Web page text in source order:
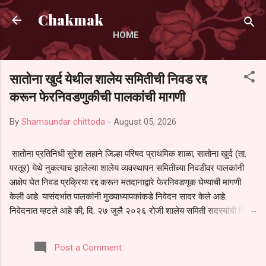
Skip to main content
Chakmak
HOME
सातोना खुर्द येथील शालेय समितीची निवड रद्द
करून फेरनिवडणुकीची पालकांची मागणी
By Shamsundar chittoda - August 05, 2026
सातोना प्रतिनिधी सुरेश लहाने जिल्हा परिषद प्राथमिक शाळा, सातोना खुर्द (ता.
परतूर) येथे नुकत्याच झालेल्या शालेय व्यवस्थापन समितीच्या निवडीवर पालकांनी
आक्षेप घेत निवड प्रक्रिया रद्द करून मतदानाद्वारे फेरनिवडणूक घेण्याची मागणी
केली आहे. यासंदर्भात पालकांनी मुख्याध्यापकांकडे निवेदन सादर केले आहे.
निवेदनात म्हटले आहे की, दि. २७ जुलै २०२६ रोजी शालेय समिती सदस्यांची निवड
पालकांना देण्यात आली नसल्याने मोठ्या संख्येने पालक बैठकीस उपस्थित राहू शकले
नाहीत. तसेच सर्व पालकांना विश्वासात न घेता निवड प्रक्रिया पूर्ण करण्यात
Post a Comment